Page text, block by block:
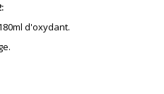
d'oxydant.